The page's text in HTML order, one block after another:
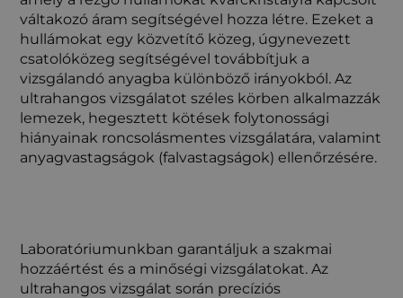
váltakozó áram segítségével hozza létre. Ezeket a
hullámokat egy közvetítő közeg, úgynevezett
csatolóközeg segítségével továbbítjuk a
vizsgálandó anyagba különböző irányokból. Az
ultrahangos vizsgálatot széles körben alkalmazzák
lemezek, hegesztett kötések folytonossági
hiányainak roncsolásmentes vizsgálatára, valamint
anyagvastagságok (falvastagságok) ellenőrzésére.
Laboratóriumunkban garantáljuk a szakmai
hozzáértést és a minőségi vizsgálatokat. Az
ultrahangos vizsgálat során precíziós